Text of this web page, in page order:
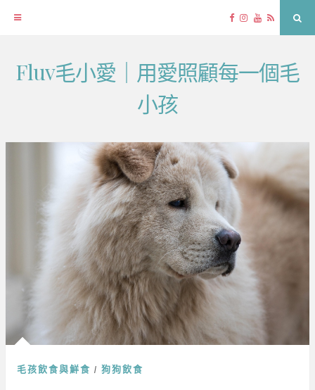
Skip
Facebook
Instagram
YouTube
RSS
Fluv毛小愛｜用愛照顧每一個毛
小孩
毛孩飲食與鮮食 / 狗狗飲食